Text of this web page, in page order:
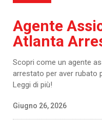
Agente
Atlanta
Scopri come un agente
arrestato per aver rubato
Leggi di più!
Giugno 26, 2026